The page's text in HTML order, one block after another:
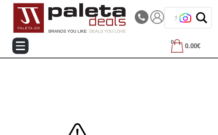
Τηλεφωνικές Παραγγελίες: 2105714144 |||
❤️
0
0.00€